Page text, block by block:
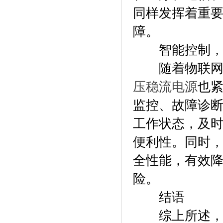
同样发挥着重
障。
智能控制，
随着物联网
压稳流电源也
监控、故障诊
工作状态，及
便利性。同时
全性能，有效
险。
结语
综上所述，